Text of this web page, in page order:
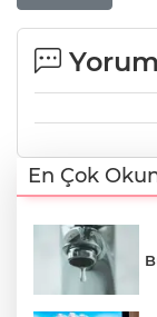
En Çok